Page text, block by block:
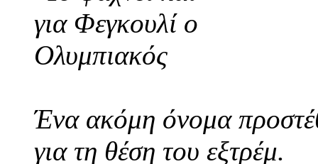
Ένα ακόμη όνομα
για τη θέση του εξτρέμ.